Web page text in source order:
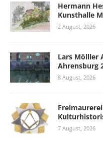
Hermann
Kunsthalle
2 August, 2026
Lars Mölller
Ahrensburg
8 August, 2026
7 August, 2026